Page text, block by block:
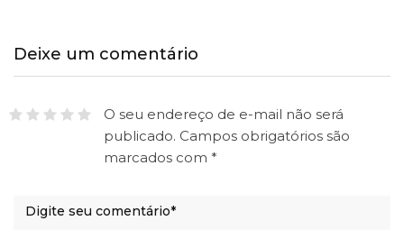
Deixe um comentário
O seu endereço de e-mail não será
publicado. Campos obrigatórios são
marcados com *